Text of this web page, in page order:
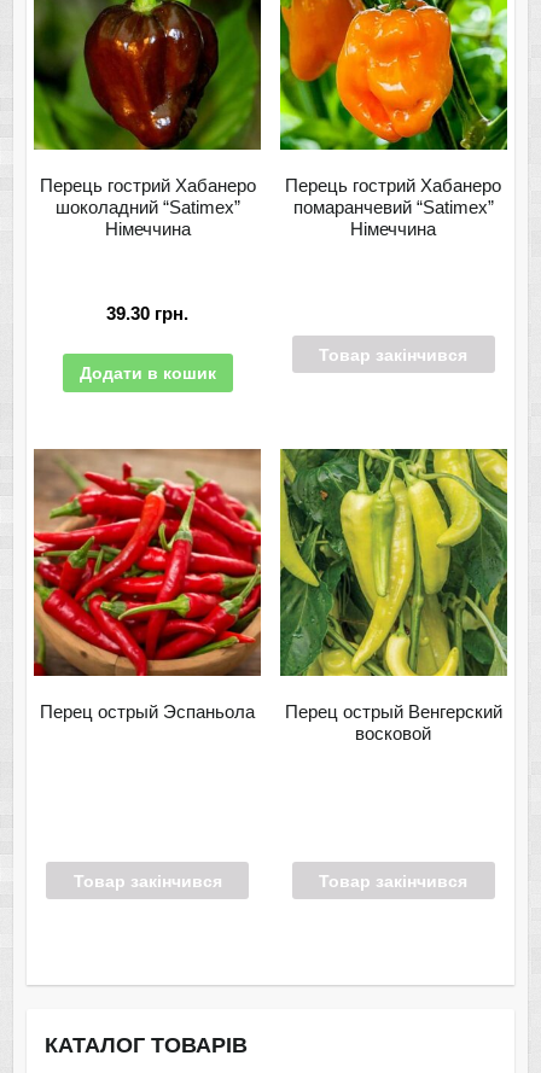
Перець гострий Хабанеро
шоколадний “Satimex”
Німеччина
39.30 грн.
Додати в кошик
Перець гострий Хабанеро
помаранчевий “Satimex”
Німеччина
Товар закінчився
Перец острый Эспаньола
Товар закінчився
Перец острый Венгерский
восковой
Товар закінчився
КАТАЛОГ ТОВАРІВ